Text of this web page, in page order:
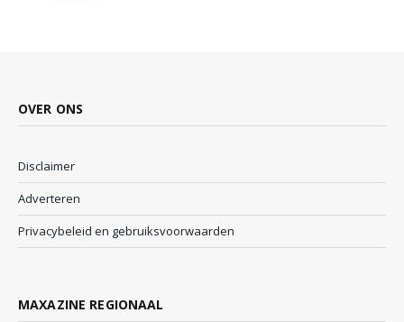
OVER ONS
Disclaimer
Adverteren
Privacybeleid en gebruiksvoorwaarden
MAXAZINE REGIONAAL